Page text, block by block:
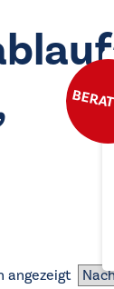
angezeigtNach